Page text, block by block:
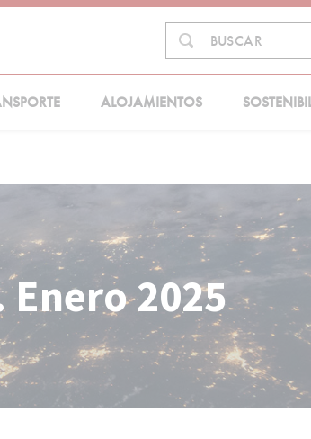
Buscar
BUSCAR
ALOJAMIENTOS
2025